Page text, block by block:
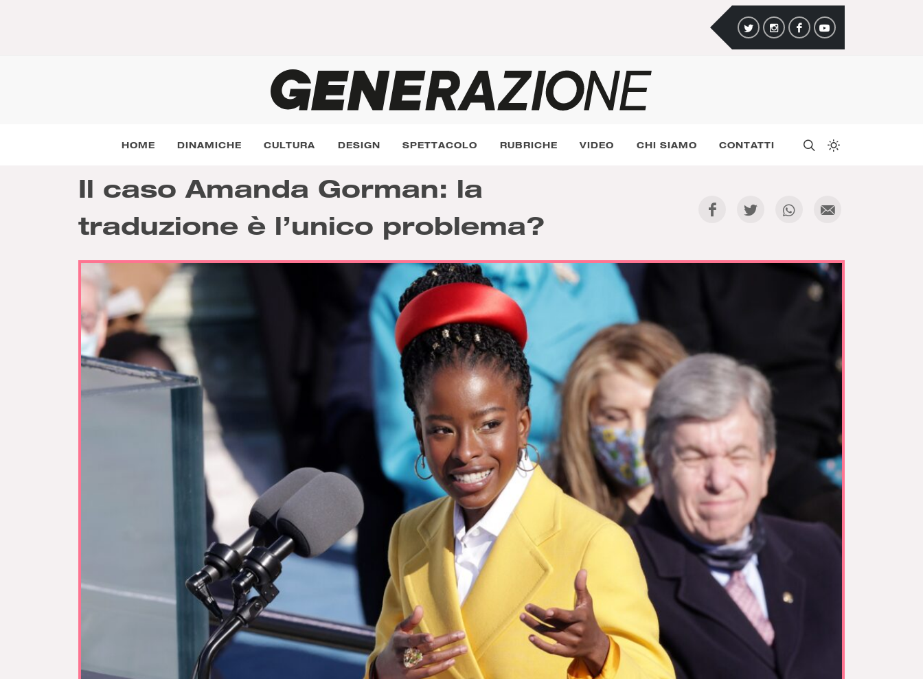
HOME DINAMICHE CULTURA DESIGN SPETTACOLO RUBRICHE VIDEO CHI SIAMO CONTATTI
Il caso Amanda Gorman: la
traduzione è l’unico problema?